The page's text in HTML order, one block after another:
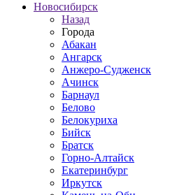
Новосибирск
Назад
Города
Абакан
Ангарск
Анжеро-Судженск
Ачинск
Барнаул
Белово
Белокуриха
Бийск
Братск
Горно-Алтайск
Екатеринбург
Иркутск